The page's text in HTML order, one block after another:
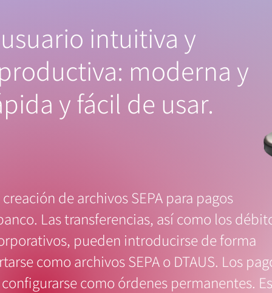
intuitiva y
moderna y
y fácil de usar.
de archivos SEPA para pagos
Las transferencias, así como los
pueden introducirse de forma
como archivos SEPA o DTAUS. Los
como órdenes permanentes.